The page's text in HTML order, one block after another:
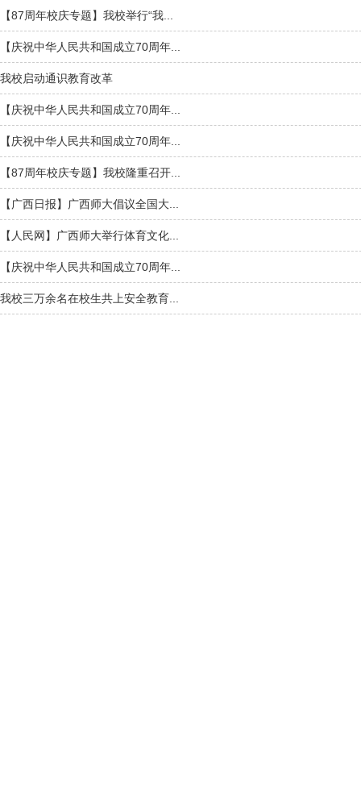
【87周年校庆专题】我校举行“我...
【庆祝中华人民共和国成立70周年...
我校启动通识教育改革
【庆祝中华人民共和国成立70周年...
【庆祝中华人民共和国成立70周年...
【87周年校庆专题】我校隆重召开...
【广西日报】广西师大倡议全国大...
【人民网】广西师大举行体育文化...
【庆祝中华人民共和国成立70周年...
我校三万余名在校生共上安全教育...